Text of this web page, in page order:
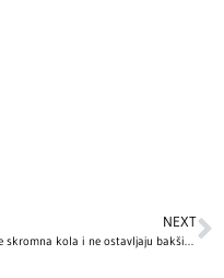
NEXT
Voze skromna kola i ne ostavljaju bakšiš: Kako slavne ličnosti troše svoj novac